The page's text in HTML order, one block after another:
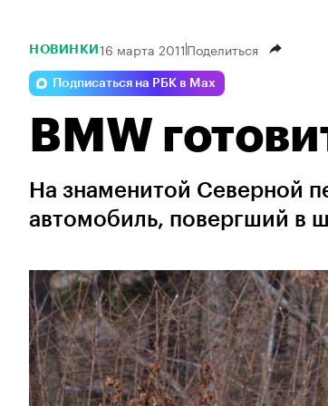
НОВИНКИ 16 марта 2011Поделиться
Подписаться на РБК в Max
BMW
На знаменитой Северной
автомобиль, повергший в